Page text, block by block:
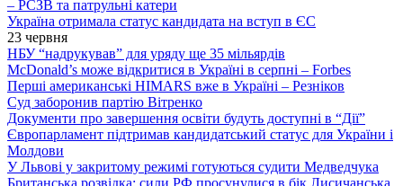
– РСЗВ та патрульні катери
Україна отримала статус кандидата на вступ в ЄС
23 червня
НБУ “надрукував” для уряду ще 35 мільярдів
McDonald’s може відкритися в Україні в серпні – Forbes
Перші американські HIMARS вже в Україні – Резніков
Суд заборонив партію Вітренко
Документи про завершення освіти будуть доступні в “Дії”
Європарламент підтримав кандидатський статус для України і
Молдови
У Львові у закритому режимі готуються судити Медведчука